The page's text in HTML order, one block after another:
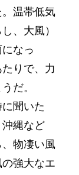
温帯低気
、大風）
なっ
りで、力
だ。
聞いた
縄など
物凄い風
強大なエ